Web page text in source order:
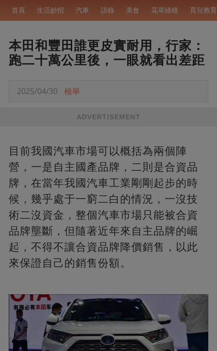
首頁 生活妙招 汽車 語錄 美食 花草綠植 育兒教育
本田和豐田誰更皮實耐用，行家：
跑二十萬公里後，一眼就看出差距
2025/04/30 檢舉
ADVERTISEMENT
目前我國汽車市場可以概括為兩個陣
營，一是自主國產品牌，二則是合資品
牌，在當年我國汽車工業剛剛起步的時
候，幾乎處于一窮二白的情況，一沒技
術二沒資金，整個汽車市場只能被合資
品牌壟斷，但隨著近年來自主品牌的崛
起，不得不讓合資品牌降價銷售，以此
來保證自己的銷售份額。